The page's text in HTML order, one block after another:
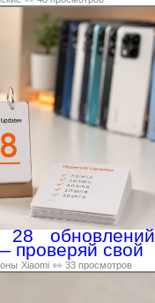
28 обновлений
проверяй свой
Xiaomi 👀 33 просмотров